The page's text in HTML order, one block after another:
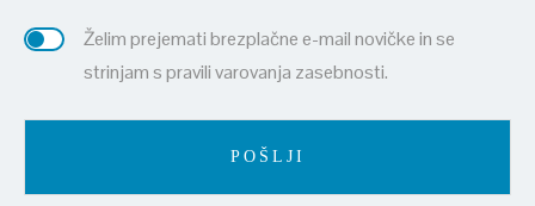
Želim prejemati brezplačne e-mail novičke in se
strinjam s pravili varovanja zasebnosti.